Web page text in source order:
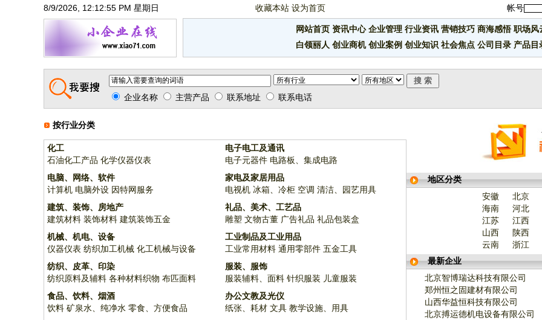
8/9/2026, 12:12:55 PM 星期日 收藏本站 设为首页 帐号
网站首页 资讯中心 企业管理 行业资讯 营销技巧 商海感悟 职场风
白领丽人 创业商机 创业案例 创业知识 社会焦点 公司目录 产品目
企业名称 主营产品 联系地址 联系电话
按行业分类
化工
石油化工产品 化学仪器仪表
电子电工及通讯
电子元器件 电路板、集成电路
电脑、网络、软件
计算机 电脑外设 因特网服务
家电及家居用品
电视机 冰箱、冷柜 空调 清洁、园艺用具
建筑、装饰、房地产
建筑材料 装饰材料 建筑装饰五金
礼品、美术、工艺品
雕塑 文物古董 广告礼品 礼品包装盒
机械、机电、设备
仪器仪表 纺织加工机械 化工机械与设备
工业制品及工业用品
工业常用材料 通用零部件 五金工具
纺织、皮革、印染
纺织原料及辅料 各种材料织物 布匹面料
服装、服饰
服装辅料、面料 针织服装 儿童服装
食品、饮料、烟酒
饮料 矿泉水、纯净水 零食、方便食品
办公文教及光仪
纸张、耗材 文具 教学设施、用具
地区分类
安徽
北京
海南
河北
江苏
江西
山西
陕西
云南
浙江
最新企业
北京智博瑞达科技有限公司
郑州恒之固建材有限公司
山西华益恒科技有限公司
北京搏运德机电设备有限公司